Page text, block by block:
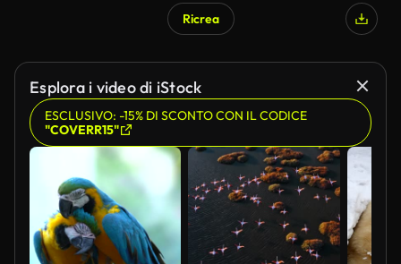
Ricrea
Esplora i video di iStock
ESCLUSIVO: -15% DI SCONTO CON IL CODICE
"COVERR15"